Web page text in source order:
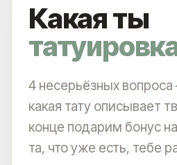
Какая ты
4 несерьёзных
какая тату описывает
конце подарим бонус
та, что уже есть, тебе
CO₂ DEKA SMARTXIDE²
+7
Выберите город
СКАЧАТЬ КЕЙСЫ ДО-ПОСЛЕ
СКАЧАТЬ КЕЙСЫ ДО-ПОСЛЕ